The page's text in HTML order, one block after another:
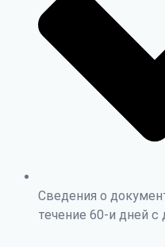
Сведения о
течение 60-и дней